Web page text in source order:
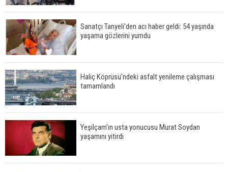
Sanatçı Tanyeli'den acı haber geldi: 54 yaşında
yaşama gözlerini yumdu
Haliç Köprüsü'ndeki asfalt yenileme çalışması
tamamlandı
Yeşilçam'ın usta yonucusu Murat Soydan
yaşamını yitirdi